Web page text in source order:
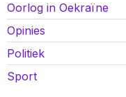
Oorlog in Oekraïne
Opinies
Politiek
Sport